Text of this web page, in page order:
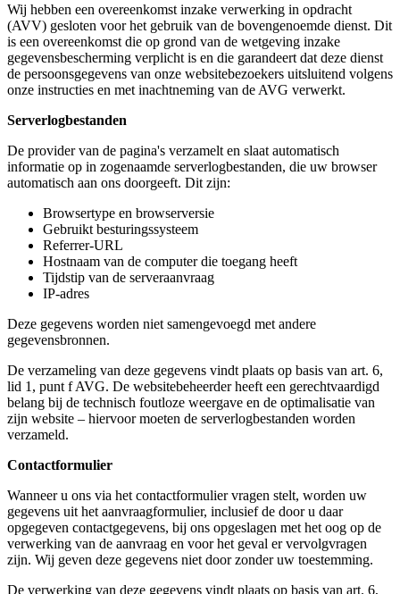
Wij hebben een overeenkomst inzake verwerking in opdracht
(AVV) gesloten voor het gebruik van de bovengenoemde dienst. Dit
is een overeenkomst die op grond van de wetgeving inzake
gegevensbescherming verplicht is en die garandeert dat deze dienst
de persoonsgegevens van onze websitebezoekers uitsluitend volgens
onze instructies en met inachtneming van de AVG verwerkt.
Serverlogbestanden
De provider van de pagina's verzamelt en slaat automatisch
informatie op in zogenaamde serverlogbestanden, die uw browser
automatisch aan ons doorgeeft. Dit zijn:
Browsertype en browserversie
Gebruikt besturingssysteem
Referrer-URL
Hostnaam van de computer die toegang heeft
Tijdstip van de serveraanvraag
IP-adres
Deze gegevens worden niet samengevoegd met andere
gegevensbronnen.
De verzameling van deze gegevens vindt plaats op basis van art. 6,
lid 1, punt f AVG. De websitebeheerder heeft een gerechtvaardigd
belang bij de technisch foutloze weergave en de optimalisatie van
zijn website – hiervoor moeten de serverlogbestanden worden
verzameld.
Contactformulier
Wanneer u ons via het contactformulier vragen stelt, worden uw
gegevens uit het aanvraagformulier, inclusief de door u daar
opgegeven contactgegevens, bij ons opgeslagen met het oog op de
verwerking van de aanvraag en voor het geval er vervolgvragen
zijn. Wij geven deze gegevens niet door zonder uw toestemming.
De verwerking van deze gegevens vindt plaats op basis van art. 6,